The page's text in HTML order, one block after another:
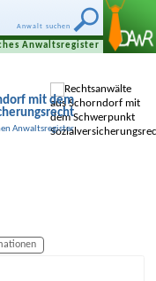
Anwalt suchen
Anwaltsregister
mit dem
Anwaltsregister